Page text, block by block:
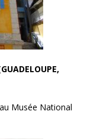
Musée National